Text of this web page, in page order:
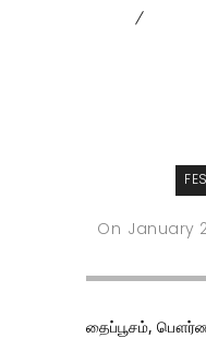
On January
தைப்பூசம்,